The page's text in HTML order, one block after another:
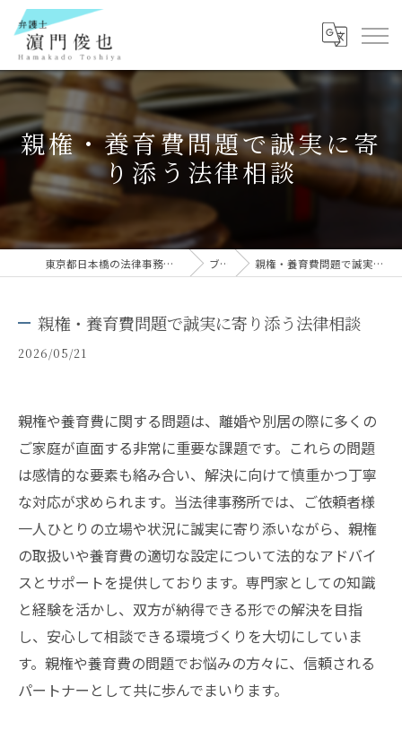
親権・養育費問題で誠実に寄
り添う法律相談
東京都日本橋の法律事務所なら弁護士 濵門俊也 ブログ 親権・養育費問題で誠実に寄り添う法律相談
親権・養育費問題で誠実に寄り添う法律相談
2026/05/21
親権や養育費に関する問題は、離婚や別居の際に多くの
ご家庭が直面する非常に重要な課題です。これらの問題
は感情的な要素も絡み合い、解決に向けて慎重かつ丁寧
な対応が求められます。当法律事務所では、ご依頼者様
一人ひとりの立場や状況に誠実に寄り添いながら、親権
の取扱いや養育費の適切な設定について法的なアドバイ
スとサポートを提供しております。専門家としての知識
と経験を活かし、双方が納得できる形での解決を目指
し、安心して相談できる環境づくりを大切にしていま
す。親権や養育費の問題でお悩みの方々に、信頼される
パートナーとして共に歩んでまいります。